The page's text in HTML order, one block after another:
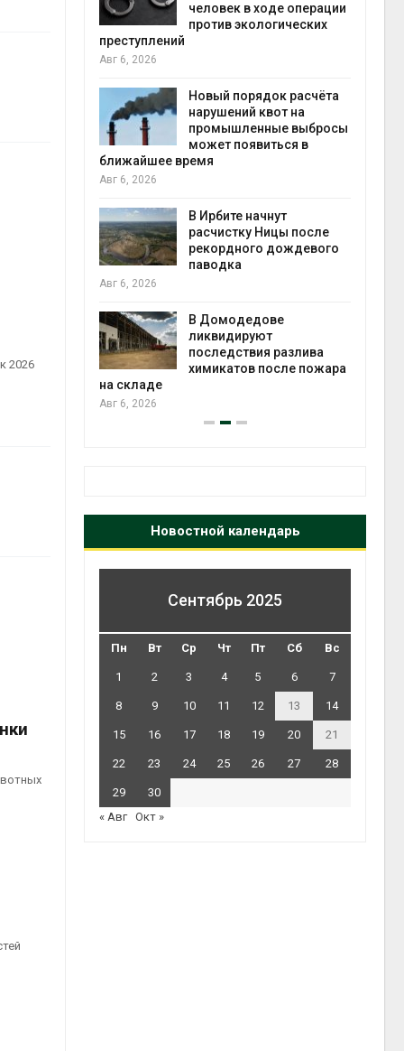
2026
человек в ходе операции
против экологических
преступлений
Авг 6, 2026
Новый порядок расчёта
нарушений квот на
промышленные выбросы
может появиться в
ближайшее время
Авг 6, 2026
В Ирбите начнут
расчистку Ницы после
рекордного дождевого
паводка
Авг 6, 2026
В Домодедове
ликвидируют
последствия разлива
химикатов после пожара
на складе
Авг 6, 2026
Новостной календарь
Сентябрь 2025
Пн Вт Ср Чт Пт Сб Вс
1 2 3 4 5 6 7
8 9 10 11 12 13 14
15 16 17 18 19 20 21
22 23 24 25 26 27 28
29
30
« Авг Окт »